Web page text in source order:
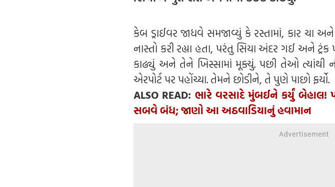
કેબ ડ્રાઈવર જાધવે સમજાવ્યું કે રસ્તામાં, કાર ચા અને
નાસ્તો કરી રહ્યા હતા, પરંતુ સિયા અંદર ગઈ અને
કાઢ્યું અને તેને ખિસ્સામાં મૂક્યું. પછી તેઓ ત્યાંથી
એરપોર્ટ પર પહોંચ્યા. તેમને છોડીને, તે પુણે પાછો ફર્યો.
ALSO READ: ભારે વરસાદે મુંબઈને કર્યું બેહાલ!
સબવે બંધ; જાણો આ અઠવાડિયાનું હવામાન